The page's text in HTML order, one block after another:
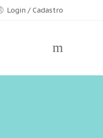
Login / Cadastro